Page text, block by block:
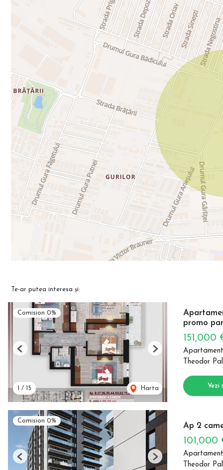
Te-ar putea interesa și:
Comision 0%
/ 15 Harta
Previous Next
promo
151,000
Theodor
Vezi
Comision 0%
Previous Next
Ap 2
101,000
Theodor